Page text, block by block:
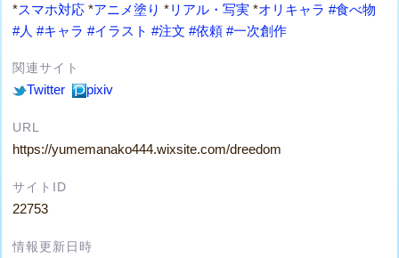
*スマホ対応 *アニメ塗り *リアル・写実 *オリキャラ #食べ物
#人 #キャラ #イラスト #注文 #依頼 #一次創作
関連サイト
Twitter pixiv
URL
https://yumemanako444.wixsite.com/dreedom
サイトID
22753
情報更新日時